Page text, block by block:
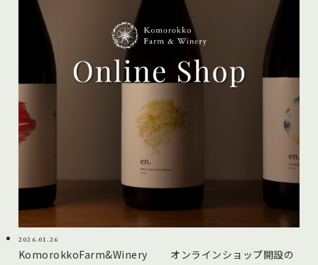
2026.01.26
KomorokkoFarm&Winery オンラインショップ開設の